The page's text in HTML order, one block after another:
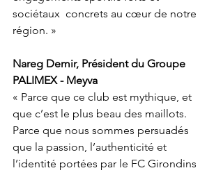
sociétaux  concrets au cœur de notre
région. »
Nareg Demir, Président du Groupe
PALIMEX - Meyva
« Parce que ce club est mythique, et
que c’est le plus beau des maillots.
Parce que nous sommes persuadés
que la passion, l’authenticité et
l’identité portées par le FC Girondins